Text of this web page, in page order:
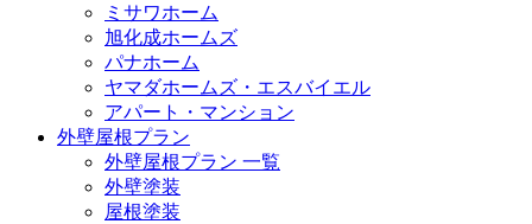
ミサワホーム
旭化成ホームズ
パナホーム
ヤマダホームズ・エスバイエル
アパート・マンション
外壁屋根プラン
外壁屋根プラン 一覧
外壁塗装
屋根塗装